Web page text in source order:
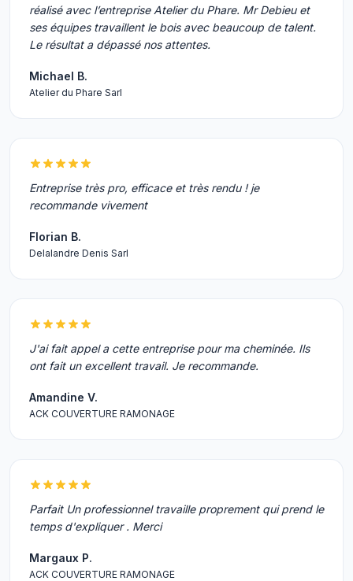
réalisé avec l’entreprise Atelier du Phare. Mr Debieu et
ses équipes travaillent le bois avec beaucoup de talent.
Le résultat a dépassé nos attentes.
Michael B.
Atelier du Phare Sarl
Entreprise très pro, efficace et très rendu ! je
recommande vivement
Florian B.
Delalandre Denis Sarl
J'ai fait appel a cette entreprise pour ma cheminée. Ils
ont fait un excellent travail. Je recommande.
Amandine V.
ACK COUVERTURE RAMONAGE
Parfait Un professionnel travaille proprement qui prend le
temps d'expliquer . Merci
Margaux P.
ACK COUVERTURE RAMONAGE